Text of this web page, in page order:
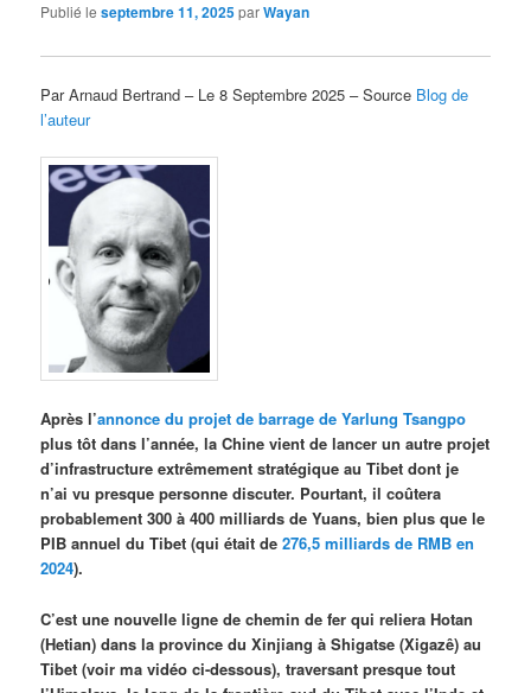
Publié leseptembre 11, 2025parWayan
Par Arnaud Bertrand – Le 8 Septembre 2025 – Source Blog de
l’auteur
Après l’annonce du projet de barrage de Yarlung Tsangpo
plus tôt dans l’année, la Chine vient de lancer un autre projet
d’infrastructure extrêmement stratégique au Tibet dont je
n’ai vu presque personne discuter. Pourtant, il coûtera
probablement 300 à 400 milliards de Yuans, bien plus que le
PIB annuel du Tibet (qui était de276,5 milliards de RMB en
2024).
C’est une nouvelle ligne de chemin de fer qui reliera Hotan
(Hetian) dans la province du Xinjiang à Shigatse (Xigazê) au
Tibet (voir ma vidéo ci-dessous), traversant presque tout